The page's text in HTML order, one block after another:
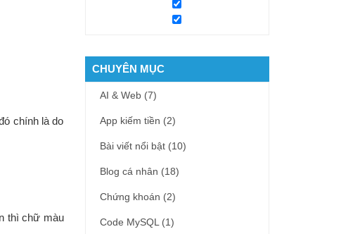
chính là do
thì chữ màu
CHUYÊN MỤC
AI & Web (7)
App kiếm tiền (2)
Bài viết nổi bật (10)
Blog cá nhân (18)
Chứng khoán (2)
Code MySQL (1)